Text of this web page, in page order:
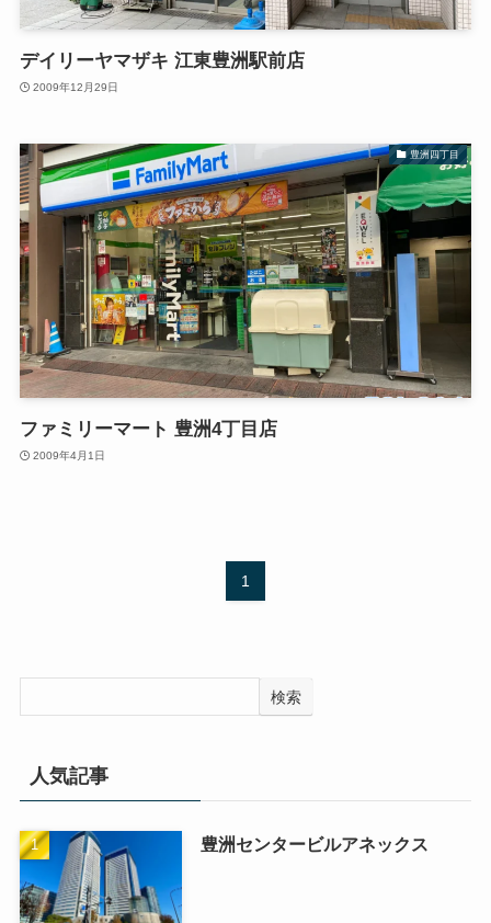
デイリーヤマザキ 江東豊洲駅前店
2009年12月29日
豊洲四丁目
ファミリーマート 豊洲4丁目店
2009年4月1日
1
検索
人気記事
豊洲センタービルアネックス